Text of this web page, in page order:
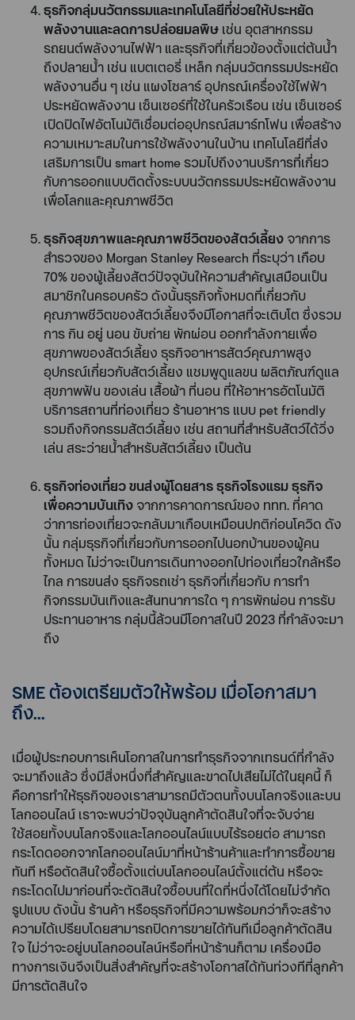
ธุรกิจกลุ่มนวัตกรรมและเทคโนโลยีที่ช่วยให้ประหยัด
พลังงานและลดการปล่อยมลพิษ เช่น อุตสาหกรรม
รถยนต์พลังงานไฟฟ้า และธุรกิจที่เกี่ยวข้องตั้งแต่ต้นน้ำ
ถึงปลายน้ำ เช่น แบตเตอรี่ เหล็ก กลุ่มนวัตกรรมประหยัด
พลังงานอื่น ๆ เช่น แผงโซลาร์ อุปกรณ์เครื่องใช้ไฟฟ้า
ประหยัดพลังงาน เซ็นเซอร์ที่ใช้ในครัวเรือน เช่น เซ็นเซอร์
เปิดปิดไฟอัตโนมัติเชื่อมต่ออุปกรณ์สมาร์ทโฟน เพื่อสร้าง
ความเหมาะสมในการใช้พลังงานในบ้าน เทคโนโลยีที่ส่ง
เสริมการเป็น smart home รวมไปถึงงานบริการที่เกี่ยว
กับการออกแบบติดตั้งระบบนวัตกรรมประหยัดพลังงาน
เพื่อโลกและคุณภาพชีวิต
ธุรกิจสุขภาพและคุณภาพชีวิตของสัตว์เลี้ยง จากการ
สำรวจของ Morgan Stanley Research ที่ระบุว่า เกือบ
70% ของผู้เลี้ยงสัตว์ปัจจุบันให้ความสำคัญเสมือนเป็น
สมาชิกในครอบครัว ดังนั้นธุรกิจทั้งหมดที่เกี่ยวกับ
คุณภาพชีวิตของสัตว์เลี้ยงจึงมีโอกาสที่จะเติบโต ซึ่งรวม
การ กิน อยู่ นอน ขับถ่าย พักผ่อน ออกกำลังกายเพื่อ
สุขภาพของสัตว์เลี้ยง ธุรกิจอาหารสัตว์คุณภาพสูง
อุปกรณ์เกี่ยวกับสัตว์เลี้ยง แชมพูดูแลขน ผลิตภัณฑ์ดูแล
สุขภาพฟัน ของเล่น เสื้อผ้า ที่นอน ที่ให้อาหารอัตโนมัติ
บริการสถานที่ท่องเที่ยว ร้านอาหาร แบบ pet friendly
รวมถึงกิจกรรมสัตว์เลี้ยง เช่น สถานที่สำหรับสัตว์ได้วิ่ง
เล่น สระว่ายน้ำสำหรับสัตว์เลี้ยง เป็นต้น
ธุรกิจท่องเที่ยว ขนส่งผู้โดยสาร ธุรกิจโรงแรม ธุรกิจ
เพื่อความบันเทิง จากการคาดการณ์ของ ททท. ที่คาด
ว่าการท่องเที่ยวจะกลับมาเกือบเหมือนปกติก่อนโควิด ดัง
นั้น กลุ่มธุรกิจที่เกี่ยวกับการออกไปนอกบ้านของผู้คน
ทั้งหมด ไม่ว่าจะเป็นการเดินทางออกไปท่องเที่ยวใกล้หรือ
ไกล การขนส่ง ธุรกิจรถเช่า ธุรกิจที่เกี่ยวกับ การทำ
กิจกรรมบันเทิงและสันทนาการใด ๆ การพักผ่อน การรับ
ประทานอาหาร กลุ่มนี้ล้วนมีโอกาสในปี 2023 ที่กำลังจะมา
ถึง
SME ต้องเตรียมตัวให้พร้อม เมื่อโอกาสมา
ถึง...
เมื่อผู้ประกอบการเห็นโอกาสในการทำธุรกิจจากเทรนด์ที่กำลัง
จะมาถึงแล้ว ซึ่งมีสิ่งหนึ่งที่สำคัญและขาดไปเสียไม่ได้ในยุคนี้ ก็
คือการทำให้ธุรกิจของเราสามารถมีตัวตนทั้งบนโลกจริงและบน
โลกออนไลน์ เราจะพบว่าปัจจุบันลูกค้าตัดสินใจที่จะจับจ่าย
ใช้สอยทั้งบนโลกจริงและโลกออนไลน์แบบไร้รอยต่อ สามารถ
กระโดดออกจากโลกออนไลน์มาที่หน้าร้านค้าและทำการซื้อขาย
ทันที หรือตัดสินใจซื้อตั้งแต่บนโลกออนไลน์ตั้งแต่ต้น หรือจะ
กระโดดไปมาก่อนที่จะตัดสินใจซื้อบนที่ใดที่หนึ่งได้โดยไม่จำกัด
รูปแบบ ดังนั้น ร้านค้า หรือธุรกิจที่มีความพร้อมกว่าก็จะสร้าง
ความได้เปรียบโดยสามารถปิดการขายได้ทันทีเมื่อลูกค้าตัดสิน
ใจ ไม่ว่าจะอยู่บนโลกออนไลน์หรือที่หน้าร้านก็ตาม เครื่องมือ
ทางการเงินจึงเป็นสิ่งสำคัญที่จะสร้างโอกาสได้ทันท่วงทีที่ลูกค้า
มีการตัดสินใจ